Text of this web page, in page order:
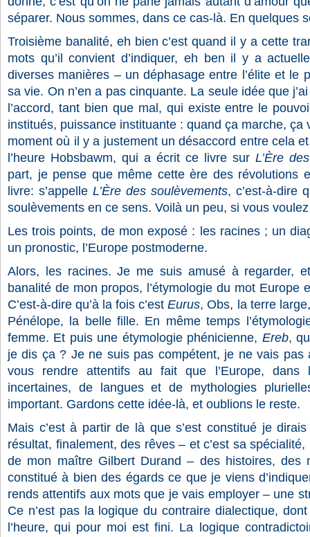
séparer. Nous sommes, dans ce cas-là. En quelques
Troisième banalité, eh bien c’est quand il y a cette
mots qu’il convient d’indiquer, eh ben il y a
diverses manières – un déphasage entre l’élite et le
sa vie. On n’en a pas cinquante. La seule idée que
l’accord, tant bien que mal, qui existe entre le
institués, puissance instituante : quand ça marche, ça
moment où il y a justement un désaccord entre cela
l’heure Hobsbawm, qui a écrit ce livre sur L’Ère
part, je pense que même cette ère des révolutions
livre: s’appelle L’Ère des soulèvements, c’est-à-dire
soulèvements en ce sens. Voilà un peu, si vous
Les trois points, de mon exposé : les racines ; un
un pronostic, l’Europe postmoderne.
Alors, les racines. Je me suis amusé à regarder,
banalité de mon propos, l’étymologie du mot Europe
C’est-à-dire qu’à la fois c’estEurus, Obs, la terre
Pénélope, la belle fille. En même temps
femme. Et puis une étymologie phénicienne, Ereb,
je dis ça ? Je ne suis pas compétent, je ne vais pas
vous rendre attentifs au fait que l’Europe,
incertaines, de langues et de mythologies
important. Gardons cette idée-là, et oublions le reste.
Mais c’est à partir de là que s’est constitué je
résultat, finalement, des rêves – et c’est sa spécialité,
de mon maître Gilbert Durand – des histoires, des
constitué à bien des égards ce que je viens
rends attentifs aux mots que je vais employer – une
Ce n’est pas la logique du contraire dialectique,
l’heure, qui pour moi est fini. La logique